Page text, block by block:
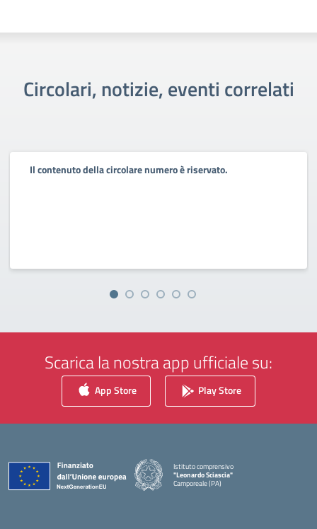
Circolari, notizie, eventi correlati
Il contenuto della circolare numero è riservato.
Scarica la nostra app ufficiale su:
App Store Play Store
Istituto comprensivo
"Leonardo Sciascia"
Camporeale (PA)
— Visita la pagina iniziale della scuola